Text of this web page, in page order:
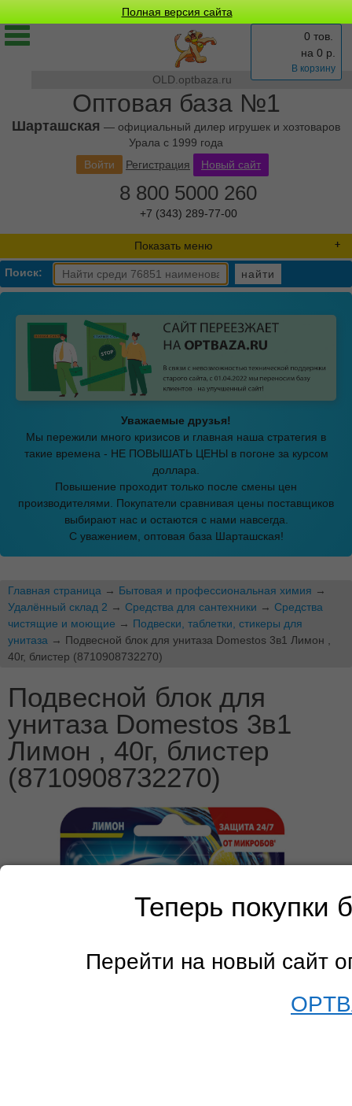
Полная версия сайта
OLD.optbaza.ru
Оптовая база №1
Шарташская — официальный дилер игрушек и хозтоваров
Урала с 1999 года
0 тов.
на 0 р.
В корзину
Войти Регистрация Новый сайт
8 800 5000 260
+7 (343) 289-77-00
Показать меню
Поиск: найти
Теперь покупки
Перейти на новый сайт
Уважаемые друзья!
Мы пережили много кризисов и главная наша стратегия в
такие времена - НЕ ПОВЫШАТЬ ЦЕНЫ в погоне за курсом
доллара.
Повышение проходит только после смены цен
производителями. Покупатели сравнивая цены поставщиков
выбирают нас и остаются с нами навсегда.
С уважением, оптовая база Шарташская!
Главная страница → Бытовая и профессиональная химия →
Удалённый склад 2 → Средства для сантехники → Средства
чистящие и моющие → Подвески, таблетки, стикеры для
унитаза → Подвесной блок для унитаза Domestos 3в1 Лимон ,
40г, блистер (8710908732270)
Подвесной блок для
унитаза Domestos 3в1
Лимон , 40г, блистер
(8710908732270)